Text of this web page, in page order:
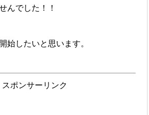
んでした！！
始したいと思います。
スポンサーリンク